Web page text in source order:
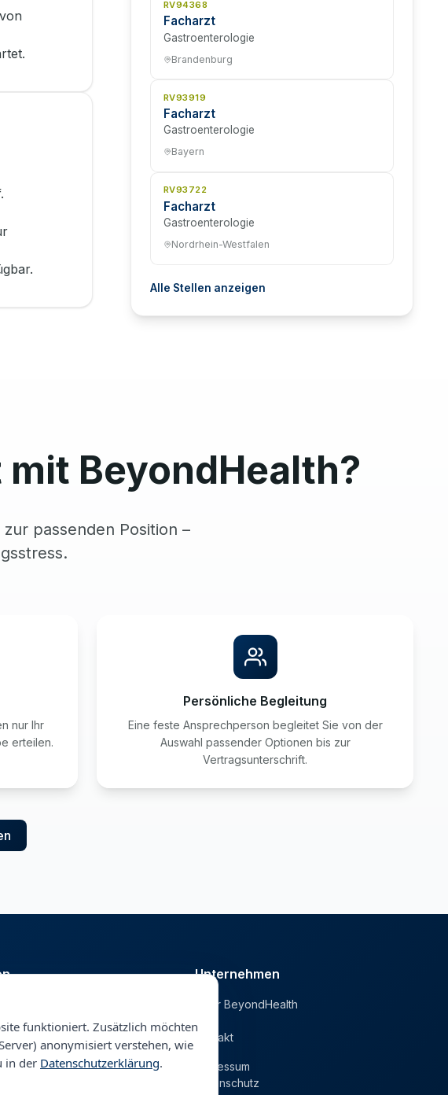
RV94368
Facharzt
Gastroenterologie
Brandenburg
RV93919
Facharzt
Gastroenterologie
Bayern
RV93722
Facharzt
Gastroenterologie
Nordrhein-Westfalen
Alle Stellen anzeigen
BeyondHealth?
passenden Position –
nur Ihr
erteilen.
Persönliche Begleitung
Eine feste Ansprechperson begleitet Sie von der
Auswahl passender Optionen bis zur
Vertragsunterschrift.
& Direktsuche
Unternehmen
Über BeyondHealth
Kontakt
Impressum
Datenschutz
funktioniert. Zusätzlich möchten
anonymisiert verstehen, wie
in der Datenschutzerklärung.